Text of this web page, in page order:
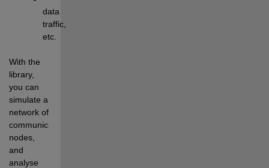
data
traffic,
etc.
With the
library,
you can
simulate
network of
communicati
nodes,
analyse